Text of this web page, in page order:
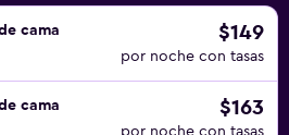
cama
$149
por noche con tasas
cama
$163
por noche con tasas